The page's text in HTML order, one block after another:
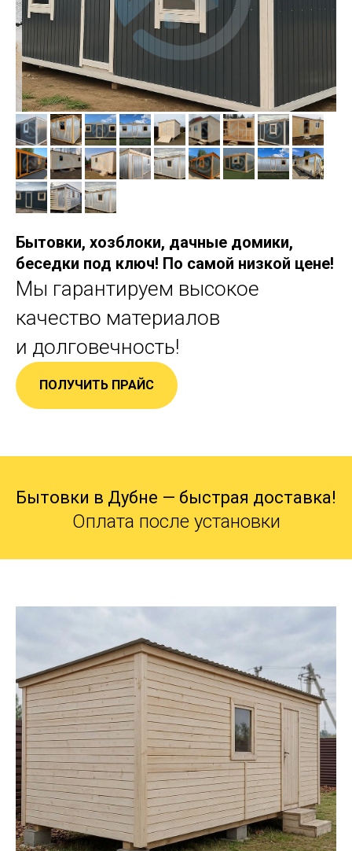
Бытовки, хозблоки, дачные домики,
беседки под ключ! По самой низкой цене!
Мы гарантируем высокое
качество материалов
и долговечность!
ПОЛУЧИТЬ ПРАЙС
Бытовки в Дубне — быстрая доставка!
Оплата после установки